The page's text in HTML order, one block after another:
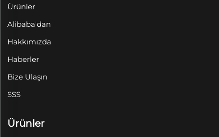
Ürünler
Alibaba'dan
Hakkımızda
Haberler
Bize Ulaşın
SSS
Ürünler